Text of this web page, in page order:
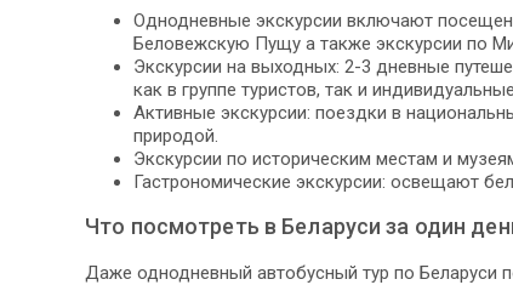
Однодневные экскурсии включают
Беловежскую Пущу а также экскурсии по
Экскурсии на выходных: 2-3 дневные
как в группе туристов, так и
Активные экскурсии: поездки в
природой.
Экскурсии по историческим местам и
Гастрономические экскурсии: освещают
Что посмотреть в Беларуси за один
Даже однодневный автобусный тур по Беларуси